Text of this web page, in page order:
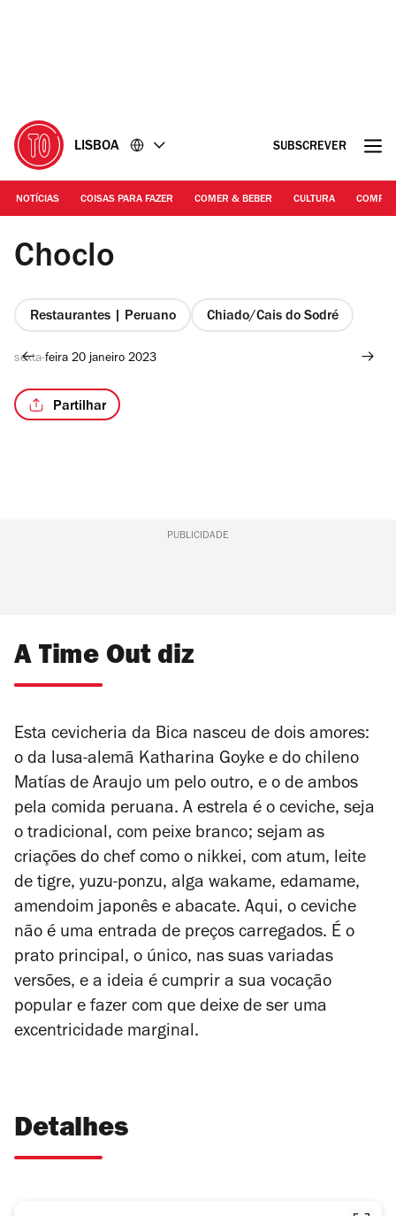
LISBOA SUBSCREVER
NOTÍCIAS COISAS PARA FAZER COMER & BEBER CULTURA
Francisco Romão Pereira
Choclo
Restaurantes | Peruano Chiado/Cais do Sodré
sexta-feira 20 janeiro 2023
Partilhar
PUBLICIDADE
A Time Out diz
Esta cevicheria da Bica nasceu de dois amores:
o da lusa-alemã Katharina Goyke e do chileno
Matías de Araujo um pelo outro, e o de ambos
pela comida peruana. A estrela é o ceviche, seja
o tradicional, com peixe branco; sejam as
criações do chef como o nikkei, com atum, leite
de tigre, yuzu-ponzu, alga wakame, edamame,
amendoim japonês e abacate. Aqui, o ceviche
não é uma entrada de preços carregados. É o
prato principal, o único, nas suas variadas
versões, e a ideia é cumprir a sua vocação
popular e fazer com que deixe de ser uma
excentricidade marginal.
Detalhes